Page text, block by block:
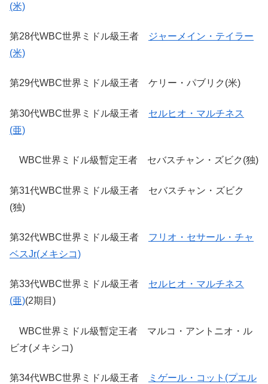
(米)
第28代WBC世界ミドル級王者
ジャーメイン・テイラー
(米)
第29代WBC世界ミドル級王者 ケリー・パブリク(米)
第30代WBC世界ミドル級王者 セルヒオ・マルチネス
(亜)
WBC世界ミドル級暫定王者 セバスチャン・ズビク(独)
第31代WBC世界ミドル級王者 セバスチャン・ズビク
(独)
第32代WBC世界ミドル級王者 フリオ・セサール・チャ
ベスJr(メキシコ)
第33代WBC世界ミドル級王者 セルヒオ・マルチネス
(亜)(2期目)
WBC世界ミドル級暫定王者 マルコ・アントニオ・ル
ビオ(メキシコ)
第34代WBC世界ミドル級王者
ミゲール・コット(プエル